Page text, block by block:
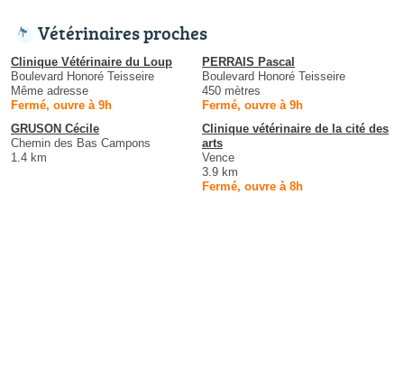
Vétérinaires proches
Clinique Vétérinaire du Loup
Boulevard Honoré Teisseire
Même adresse
Fermé, ouvre à 9h
PERRAIS Pascal
Boulevard Honoré Teisseire
450 mètres
Fermé, ouvre à 9h
GRUSON Cécile
Chemin des Bas Campons
1.4 km
Clinique vétérinaire de la cité des
arts
Vence
3.9 km
Fermé, ouvre à 8h